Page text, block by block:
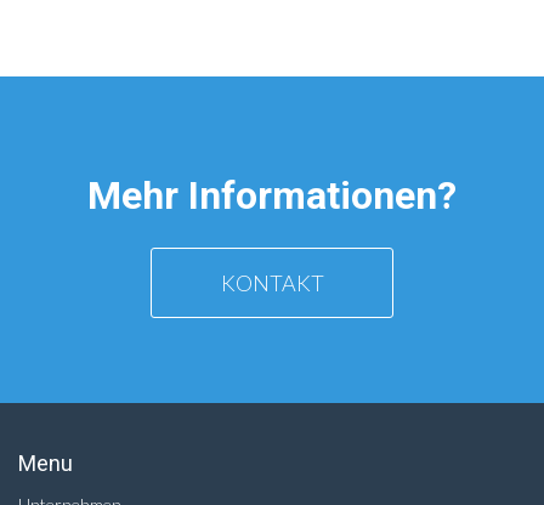
Mehr Informationen?
KONTAKT
Menu